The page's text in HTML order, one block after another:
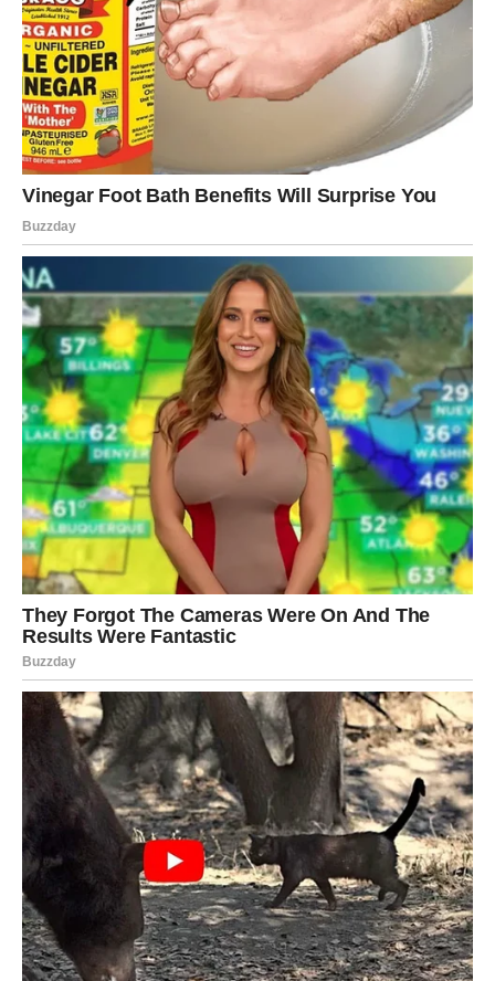
Vaga danas oseća pritisak: da li ostajem, da li idem, da li
čekam, da li presečem? Subota ti donosi trenutak kada
shvataš da previše daješ, a premalo dobijaš.
Ako si u vezi, danas može doći do ozbiljnog razgovora o
budućnosti. Vaga želi stabilnost, ali i romantiku. Ako
partner to ne razume, vreme je da mu objasniš jasno –
bez uvijanja.
Ako si slobodan, neko čeka tvoj znak. Ali ti si možda
umorna od toga da uvek ti praviš prvi korak. Danas
zvezde kažu: pokaži malo hrabrosti, jer jedna odluka
može promeniti tok priče.
Ljubavna poruka dana:Ne biraš ti samo ljubav – biraš
mir.
ŠKORPIJA – INTENZITET I
ISTINA: SUBOTA TI NE DA DA
ĆUTIŠ
Škorpija danas oseća intenzivno. Sve je ili crno ili belo. I
to može biti izazov, ali i prednost: danas vidiš istinu
jasnije nego ikad.
Ako si u vezi, subota može doneti strast, ali i sukob, ako
postoji potisnuta ljubomora, sumnja ili neizrečena bol.
Međutim, ako se odlučiš za iskrenost, možeš obnoviti
odnos na dubljem nivou. Škorpija ne želi površno – i
danas to jasno pokazuje.